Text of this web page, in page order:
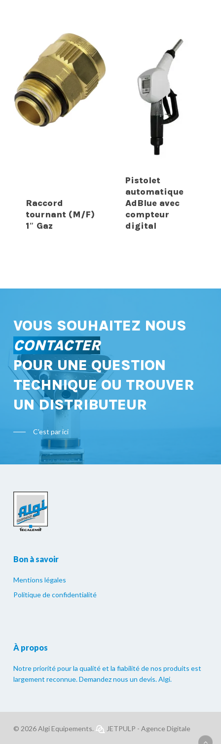
Raccord
tournant (M/F)
1″ Gaz
Pistolet
automatique
AdBlue avec
compteur
digital
VOUS SOUHAITEZ NOUS
CONTACTER
POUR UNE QUESTION
TECHNIQUE OU TROUVER
UN DISTRIBUTEUR
C'est par ici
Bon à savoir
Mentions légales
Politique de confidentialité
À propos
Notre priorité pour la qualité et la fiabilité de nos produits est
largement reconnue. Demandez nous un devis. Algi.
© 2026 Algi Equipements. JETPULP - Agence Digitale